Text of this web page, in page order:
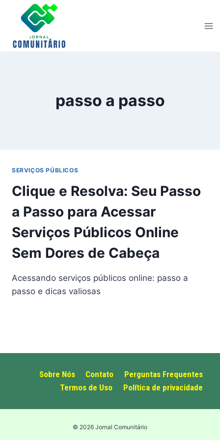
passo a passo
SERVIÇOS PÚBLICOS
Clique e Resolva: Seu Passo
a Passo para Acessar
Serviços Públicos Online
Sem Dores de Cabeça
Acessando serviços públicos online: passo a
passo e dicas valiosas
Sobre Nós Contato
Perguntas Frequentes
Termos de Uso
Política de privacidade
© 2026 Jornal Comunitário